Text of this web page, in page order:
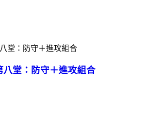
八堂：防守＋進攻組合